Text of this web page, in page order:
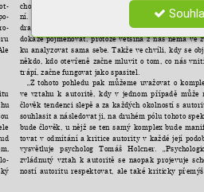
-
-
-
-
chování
strachem získávat
ní. Podvědomý strach totiž potřebuje pojmenovat. A
dravec se objeví někdo,
dokáže pojmenovat, protože většina z nás nemá ve
ku analyzovat sama sebe. Takže ve chvíli, kdy se
někdo, kdo otevřeně začne mluvit o tom, co nás
trápí, začne fungovat jako spasitel.
„Z tohoto pohledu pak můžeme uvažovat o
ve vztahu k autoritě, kdy v jednom případě může
člověk tendenci slepě a za každých okolností s
souhlasit a následovat ji, na druhém pólu tohoto
bude člověk, u nějž se ten samý komplex bude
tovat v odmítání a kritice autority v každé její
vysvětluje psycholog Tomáš Holcner.
zvládnutý vztah k autoritě se naopak projevuje
ností autoritu respektovat, ale také kriticky